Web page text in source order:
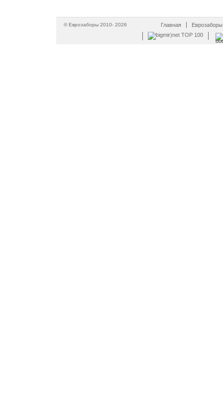
© Еврозаборы 2010- 2026 Главная Еврозаборы